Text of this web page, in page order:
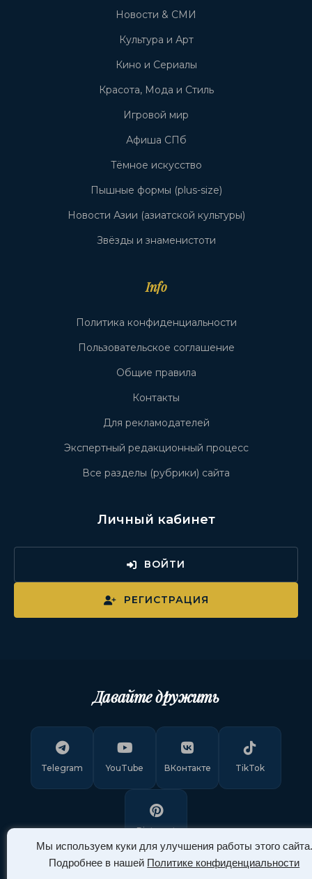
Мы используем куки для улучшения работы этого сайта.
Подробнее в нашей Политике конфиденциальности
Новости & СМИ
Культура и Арт
Кино и Сериалы
Красота, Мода и Стиль
Игровой мир
Афиша СПб
Тёмное искусство
Пышные формы (plus-size)
Новости Азии (азиатской культуры)
Звёзды и знаменистоти
Info
Политика конфиденциальности
Пользовательское соглашение
Общие правила
Контакты
Для рекламодателей
Экспертный редакционный процесс
Все разделы (рубрики) сайта
Личный кабинет
ВОЙТИ
РЕГИСТРАЦИЯ
Давайте дружить
Telegram YouTube ВКонтакте TikTok
Pinterest